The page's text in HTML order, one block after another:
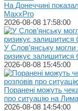
На Донеччині
MaxxPro
2026-08-08 17:58:00
У Слов’янську могли
ризикує залишитися
2026-08-08 15:45:00
Поранені можуть
про ситуацію на
2026-08-08 14:54:00